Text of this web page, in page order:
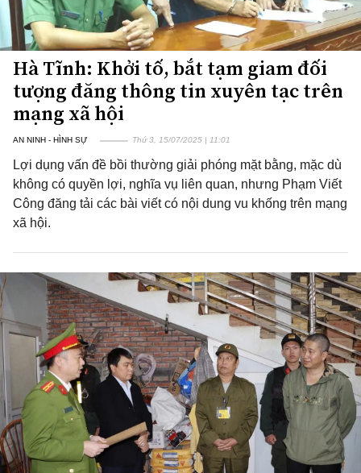
Hà Tĩnh: Khởi tố, bắt tạm giam đối
tượng đăng thông tin xuyên tạc trên
mạng xã hội
AN NINH - HÌNH SỰ Thứ 3, 15/07/2025 | 11:01
Lợi dụng vấn đề bồi thường giải phóng mặt bằng, mặc dù
không có quyền lợi, nghĩa vụ liên quan, nhưng Phạm Viết
Công đăng tải các bài viết có nội dung vu khống trên mạng
xã hội.